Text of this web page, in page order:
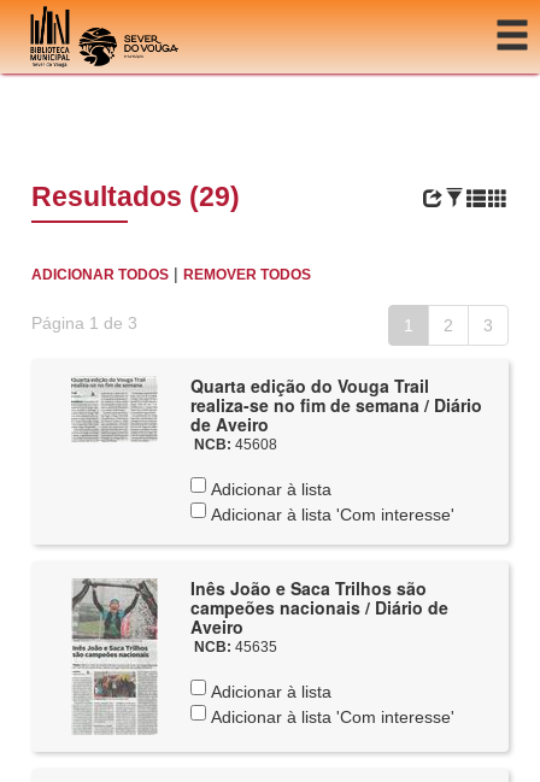
Ir para o conteúdo
Resultados (29)
ADICIONAR TODOS |REMOVER TODOS
Página 1 de 3 1 2 3
Quarta edição do Vouga Trail
realiza-se no fim de semana / Diário
de Aveiro
NCB: 45608
Adicionar à lista
Adicionar à lista 'Com interesse'
Inês João e Saca Trilhos são
campeões nacionais / Diário de
Aveiro
NCB: 45635
Adicionar à lista
Adicionar à lista 'Com interesse'